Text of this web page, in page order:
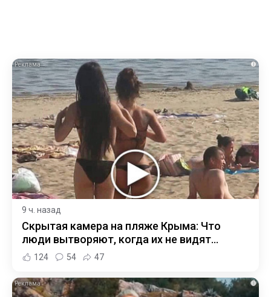
i
9 ч. назад
Скрытая камера на пляже Крыма: Что
люди вытворяют, когда их не видят...
124 54 47
i